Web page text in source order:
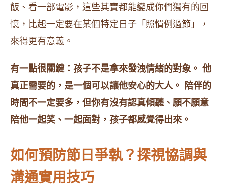
飯、看一部電影，這些其實都能變成你們獨有的回
憶，比起一定要在某個特定日子「照慣例過節」，
來得更有意義。
有一點很關鍵：孩子不是拿來發洩情緒的對象。 他
真正需要的，是一個可以讓他安心的大人。 陪伴的
時間不一定要多，但你有沒有認真傾聽、願不願意
陪他一起笑、一起面對，孩子都感覺得出來。
如何預防節日爭執？探視協調與
溝通實用技巧